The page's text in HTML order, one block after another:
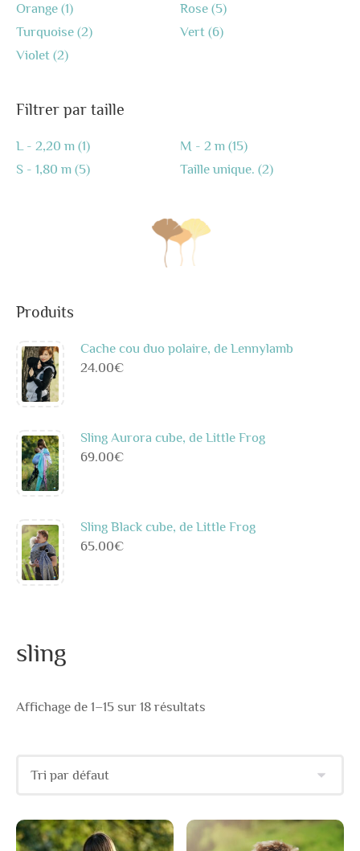
Orange (1) Rose (5)
Turquoise (2) Vert (6)
Violet (2)
Filtrer par taille
L - 2,20 m (1) M - 2 m (15)
S - 1,80 m (5) Taille unique. (2)
Produits
Cache cou duo polaire, de Lennylamb
24.00€
Sling Aurora cube, de Little Frog
69.00€
Sling Black cube, de Little Frog
65.00€
sling
Affichage de 1–15 sur 18 résultats
Ce
Ce